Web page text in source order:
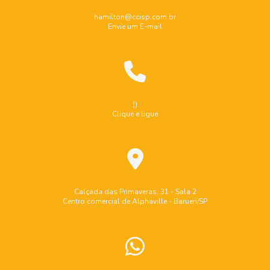
Inspeção de caldeiras
Inspeção de segurança em caldeiras
Inspeção de segurança em vasos de pressão
Inspeção de tubulação industrial
Inspeção em tanques de armazenamento
Inspeção em tanques de combustível
Inspeção por partículas magnéticas
hamilton@ccisp.com.br
Envie um E-mail
()
Clique e ligue
Calçada das Primaveras, 31 - Sala 2
Centro comercial de Alphaville - Barueri/SP